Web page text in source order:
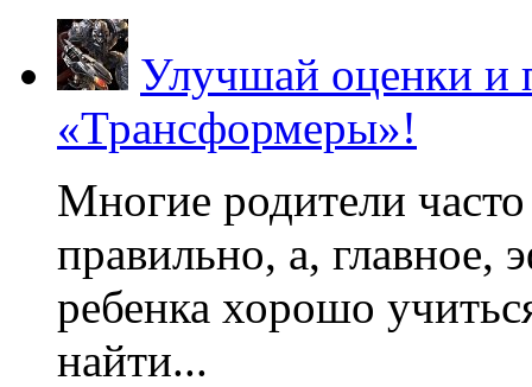
Улучшай оценки и
«Трансформеры»!
Многие родители
правильно, а, главное,
ребенка хорошо
найти...